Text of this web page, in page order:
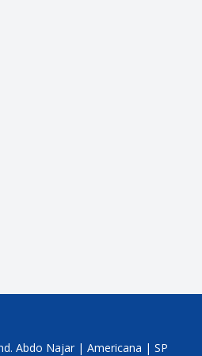
Abdo Najar | Americana | SP